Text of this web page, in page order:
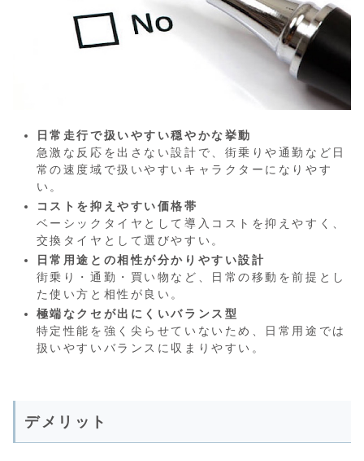
日常走行で扱いやすい穏やかな挙動
急激な反応を出さない設計で、街乗りや通勤など日
常の速度域で扱いやすいキャラクターになりやす
い。
コストを抑えやすい価格帯
ベーシックタイヤとして導入コストを抑えやすく、
交換タイヤとして選びやすい。
日常用途との相性が分かりやすい設計
街乗り・通勤・買い物など、日常の移動を前提とし
た使い方と相性が良い。
極端なクセが出にくいバランス型
特定性能を強く尖らせていないため、日常用途では
扱いやすいバランスに収まりやすい。
デメリット